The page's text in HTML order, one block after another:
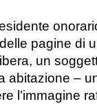
pagine di
un
abitazione –
l’immagine